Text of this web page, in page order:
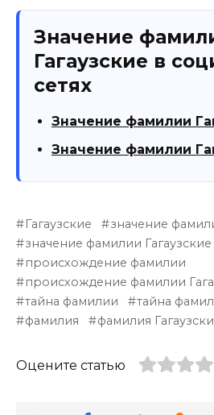
Значение
Гагаузские в
сетях
Значение фамилии
Значение фамилии
Гагаузские
значение
значение фамилии Гагаузские
происхождение фамилии
происхождение фамилии
тайна фамилии
тайна
фамилия
фамилия
Оцените статью